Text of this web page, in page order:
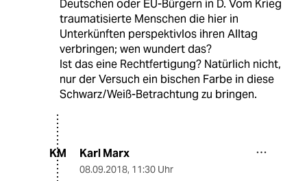
Deutschen oder EU-Bürgern in D. Vom Krieg
traumatisierte Menschen die hier in
Unterkünften perspektivlos ihren Alltag
verbringen; wen wundert das?
Ist das eine Rechtfertigung? Natürlich nicht,
nur der Versuch ein bischen Farbe in diese
Schwarz/Weiß-Betrachtung zu bringen.
KM Karl Marx
08.09.2018, 11:30 Uhr